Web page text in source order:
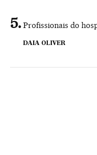
Profissionais do
DAIA OLIVER